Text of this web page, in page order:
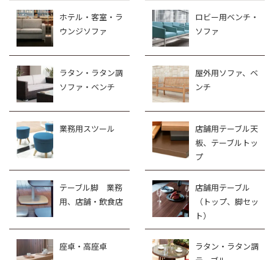
ホテル・客室・ラ
ウンジソファ
ロビー用ベンチ・
ソファ
ラタン・ラタン調
ソファ・ベンチ
屋外用ソファ、ベ
ンチ
業務用スツール
店舗用テーブル天
板、テーブルトッ
プ
テーブル脚 業務
用、店舗・飲食店
店舗用テーブル
（トップ、脚セッ
ト）
座卓・高座卓
ラタン・ラタン調